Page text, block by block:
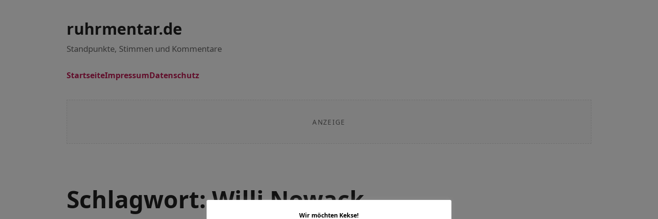
ruhrmentar.de
Standpunkte, Stimmen und Kommentare
StartseiteImpressumDatenschutz
ANZEIGE
Schlagwort:Willi Nowack
Wir möchten Kekse!